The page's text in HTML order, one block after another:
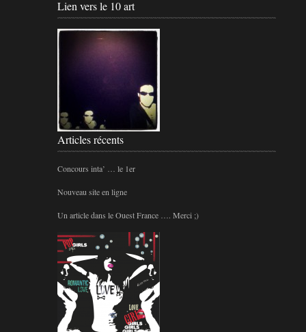
Lien vers le 10 art
Articles récents
Concours inta’ … le 1er
Nouveau site en ligne
Un article dans le Ouest France …. Merci ;)